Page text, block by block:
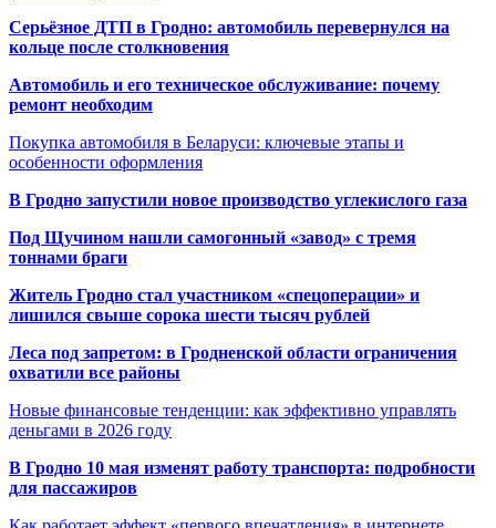
Серьёзное ДТП в Гродно: автомобиль перевернулся на
кольце после столкновения
Автомобиль и его техническое обслуживание: почему
ремонт необходим
Покупка автомобиля в Беларуси: ключевые этапы и
особенности оформления
В Гродно запустили новое производство углекислого газа
Под Щучином нашли самогонный «завод» с тремя
тоннами браги
Житель Гродно стал участником «спецоперации» и
лишился свыше сорока шести тысяч рублей
Леса под запретом: в Гродненской области ограничения
охватили все районы
Новые финансовые тенденции: как эффективно управлять
деньгами в 2026 году
В Гродно 10 мая изменят работу транспорта: подробности
для пассажиров